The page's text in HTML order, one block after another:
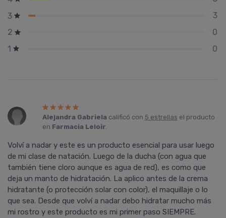
3
3
2
0
1
0
Alejandra Gabriela calificó con 5 estrellas el producto
en Farmacia Leloir.
Volví­ a nadar y este es un producto esencial para usar luego
de mi clase de natación. Luego de la ducha (con agua que
también tiene cloro aunque es agua de red), es como que
deja un manto de hidratación. La aplico antes de la crema
hidratante (o protección solar con color), el maquillaje o lo
que sea. Desde que volví­ a nadar debo hidratar mucho más
mi rostro y este producto es mi primer paso SIEMPRE.